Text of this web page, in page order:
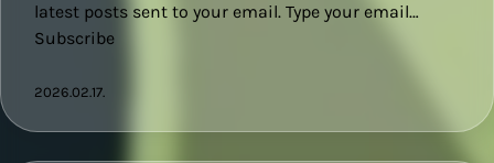
latest posts sent to your email. Type your email…
Subscribe
2026.02.17.